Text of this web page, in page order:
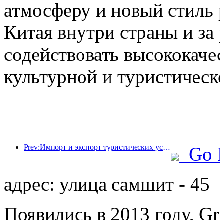
атмосферу и новый стиль
Китая внутри страны и
содействовать
культурной и
Prev:Импорт и экспорт туристических услуг в первой половине года достигли 1 080,29 млрд юаней.
Go
адрес: улица самшит - 45
Появились в 2013 году,